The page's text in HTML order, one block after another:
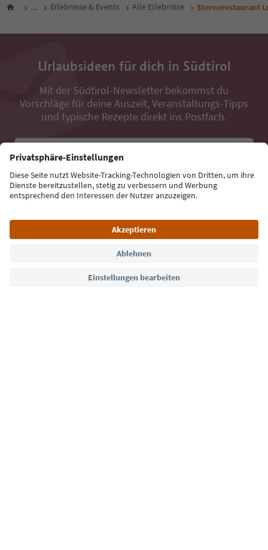
... Erlebnisse & Events Alle Erlebnisse Sternerestaurant
Urlaubsideen für dich in Südtirol
Mit der Südtirol-Newsletter bekommst du
Vorschläge für deine Auszeit, Veranstaltungs-Tipps
und typische Rezepte direkt ins Postfach.
E-Mail Adresse
Jetzt anmelden